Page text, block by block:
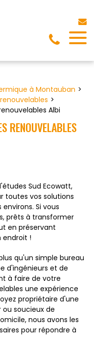
à Montauban
Albi
RENOUVELABLES
Sud Ecowatt,
toutes vos solutions
Si vous
prêts à transformer
en préservant
endroit !
qu'un simple bureau
d'ingénieurs et de
à faire de votre
une expérience
propriétaire d'une
soucieux de
nous avons les
pour répondre à